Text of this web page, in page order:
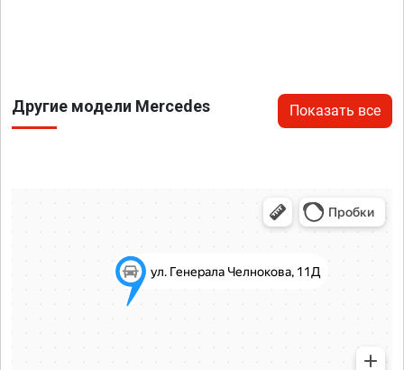
Другие модели Mercedes Показать все